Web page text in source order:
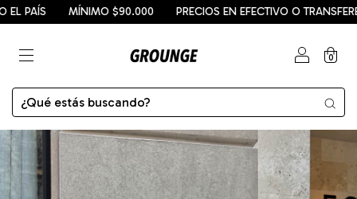
PAÍS MÍNIMO $90.000 PRECIOS EN EFECTIVO O
0